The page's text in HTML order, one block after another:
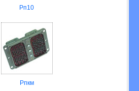
Рп10
Рпкм